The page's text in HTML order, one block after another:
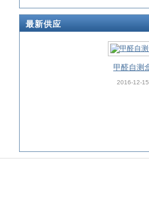
最新供应
甲醛自测
2016-12-15